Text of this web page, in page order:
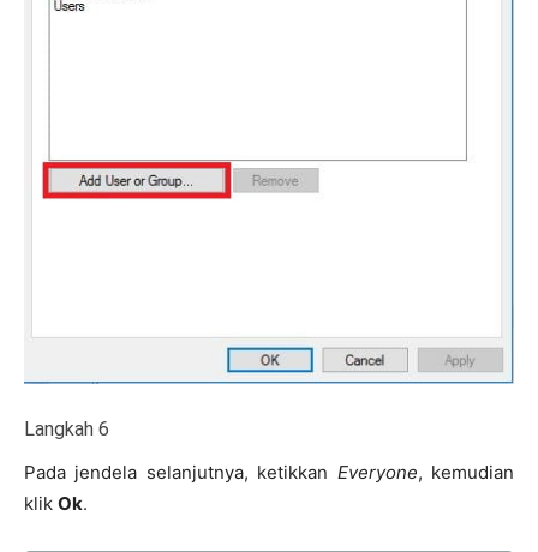
Langkah 6
Pada jendela selanjutnya, ketikkan Everyone, kemudian
klik Ok.